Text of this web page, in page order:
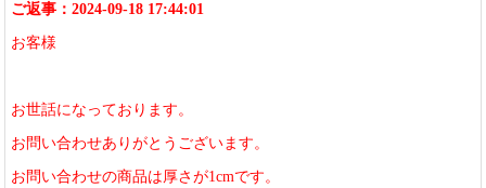
ご返事：2024-09-18 17:44:01
お客様
お世話になっております。
お問い合わせありがとうございます。
お問い合わせの商品は厚さが1cmです。